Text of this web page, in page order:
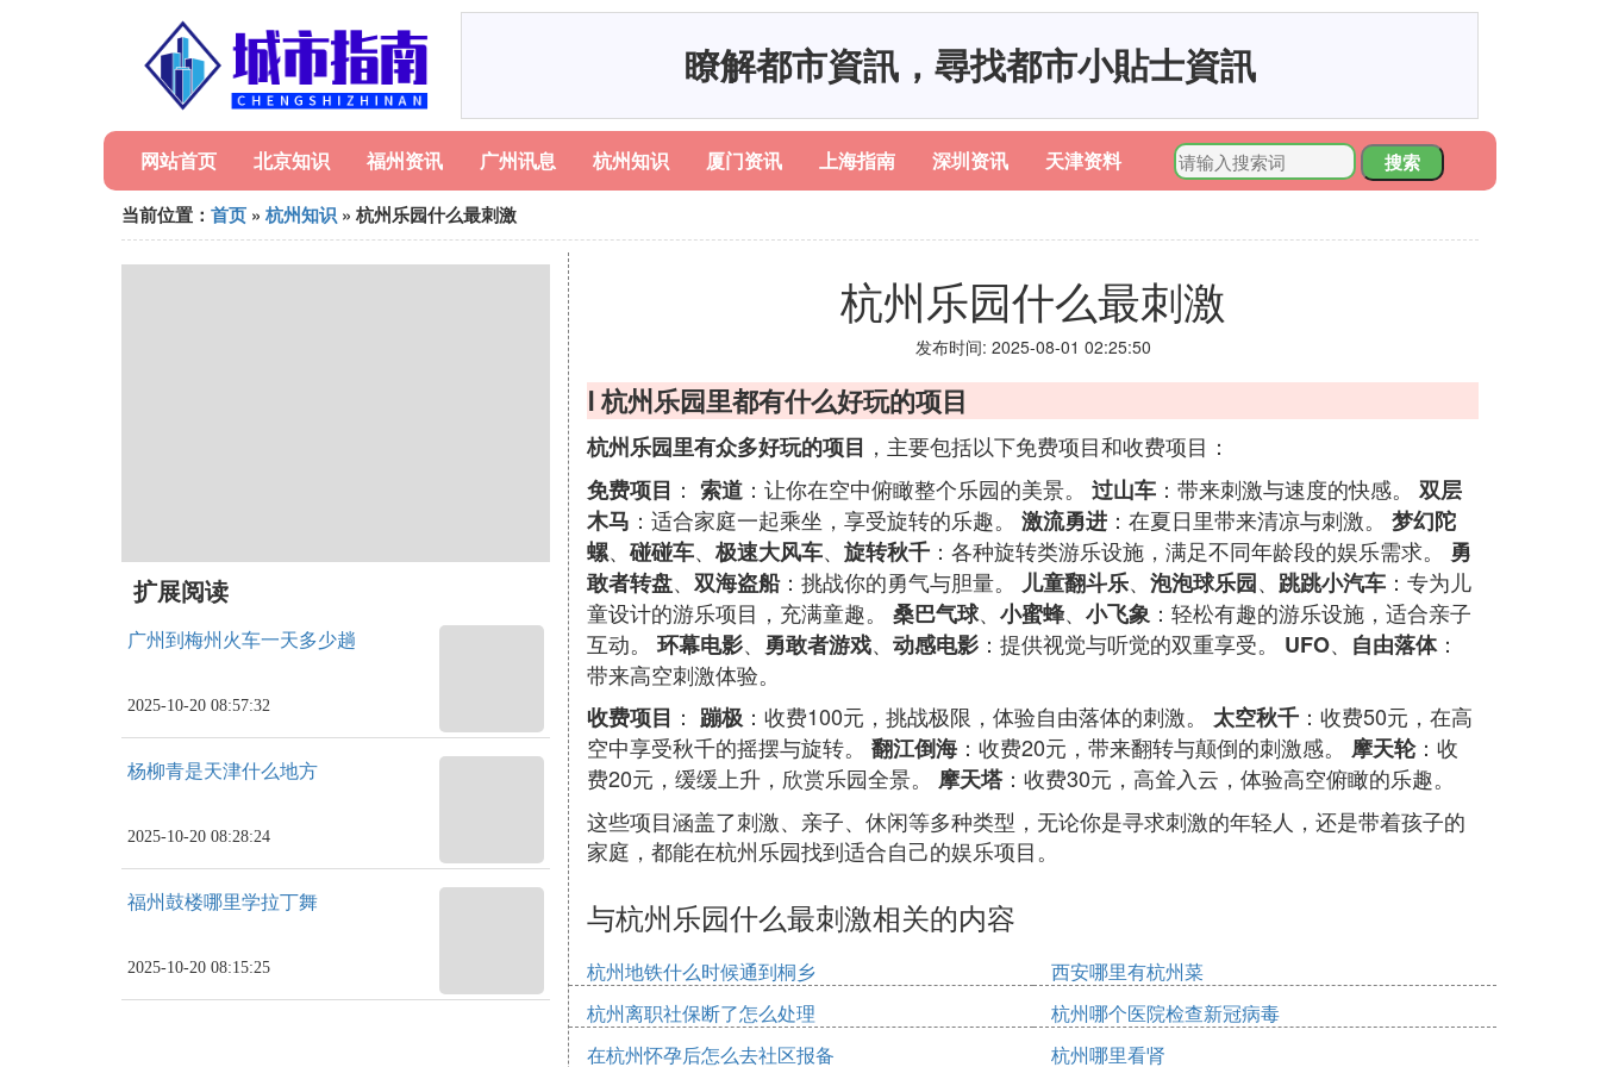
瞭解都市資訊，尋找都市小貼士資訊
网站首页 北京知识 福州资讯 广州讯息 杭州知识 厦门资讯 上海指南 深圳资讯 天津资料
搜索
当前位置： 首页 » 杭州知识 » 杭州乐园什么最刺激
扩展阅读
广州到梅州火车一天多少趟
2025-10-20 08:57:32
杨柳青是天津什么地方
2025-10-20 08:28:24
福州鼓楼哪里学拉丁舞
2025-10-20 08:15:25
杭州乐园什么最刺激
发布时间: 2025-08-01 02:25:50
Ⅰ 杭州乐园里都有什么好玩的项目
杭州乐园里有众多好玩的项目 ，主要包括以下免费项目和收费项目：
免费项目 ： 索道 ：让你在空中俯瞰整个乐园的美景。 过山车 ：带来刺激与速度的快感。 双层
木马 ：适合家庭一起乘坐，享受旋转的乐趣。 激流勇进 ：在夏日里带来清凉与刺激。 梦幻陀
螺、 碰碰车、极速大风车、 旋转秋千 ：各种旋转类游乐设施，满足不同年龄段的娱乐需求。 勇
敢者转盘、 双海盗船：挑战你的勇气与胆量。 儿童翻斗乐、 泡泡球乐园、 跳跳小汽车 ：专为儿
童设计的游乐项目，充满童趣。 桑巴气球、 小蜜蜂、 小飞象 ：轻松有趣的游乐设施，适合亲子
互动。 环幕电影、 勇敢者游戏、 动感电影 ：提供视觉与听觉的双重享受。 UFO、 自由落体：
带来高空刺激体验。
收费项目 ： 蹦极 ：收费100元，挑战极限，体验自由落体的刺激。 太空秋千 ：收费50元，在高
空中享受秋千的摇摆与旋转。 翻江倒海 ：收费20元，带来翻转与颠倒的刺激感。 摩天轮：收
费20元，缓缓上升，欣赏乐园全景。 摩天塔：收费30元，高耸入云，体验高空俯瞰的乐趣。
这些项目涵盖了刺激、亲子、休闲等多种类型，无论你是寻求刺激的年轻人，还是带着孩子的
家庭，都能在杭州乐园找到适合自己的娱乐项目。
与杭州乐园什么最刺激相关的内容
杭州地铁什么时候通到桐乡
西安哪里有杭州菜
杭州离职社保断了怎么处理
杭州哪个医院检查新冠病毒
在杭州怀孕后怎么去社区报备
杭州哪里看肾